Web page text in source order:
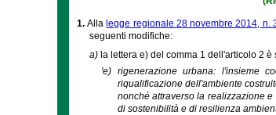
1.Alla legge regionale 28 novembre 2014, n.
seguenti modifiche:
a) la lettera e) del comma 1 dell'articolo 2
'e) rigenerazione urbana: l'insieme
riqualificazione dell'ambiente
nonché attraverso la realizzazione
di sostenibilità e di resilienza